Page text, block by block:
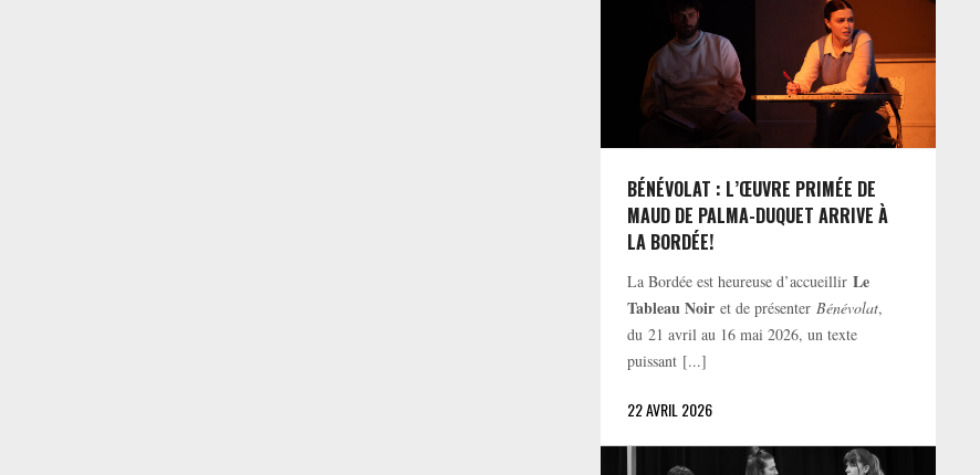
BÉNÉVOLAT : L’ŒUVRE PRIMÉE DE
MAUD DE PALMA-DUQUET ARRIVE À
LA BORDÉE!
La Bordée est heureuse d’accueillirLe
Tableau Noir et de présenterBénévolat,
du 21 avril au 16 mai 2026, un texte
puissant [...]
22 AVRIL 2026